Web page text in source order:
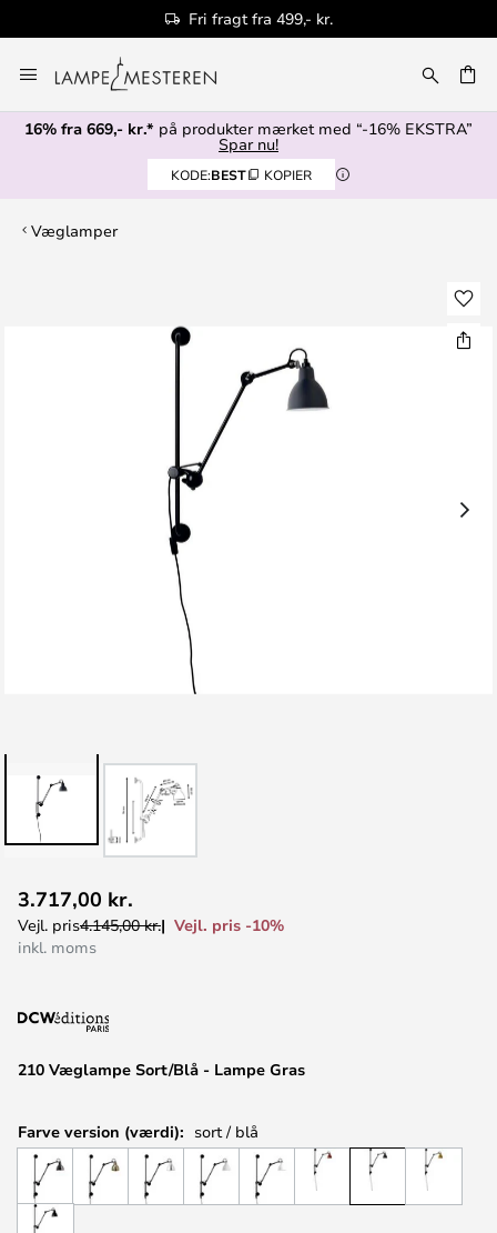
Fri fragt fra 499,- kr.
to
Content
16% fra 669,- kr.* på produkter mærket med “-16% EKSTRA”
Spar nu!
KODE:BEST KOPIER
Væglamper
til
starten
210 Væglampe Sort/Blå - Lampe Gras
3.717,00 kr.
Vejl. pris4.145,00 kr.
Vejl. pris -10%
inkl. moms
Farve version (værdi): sort / blå